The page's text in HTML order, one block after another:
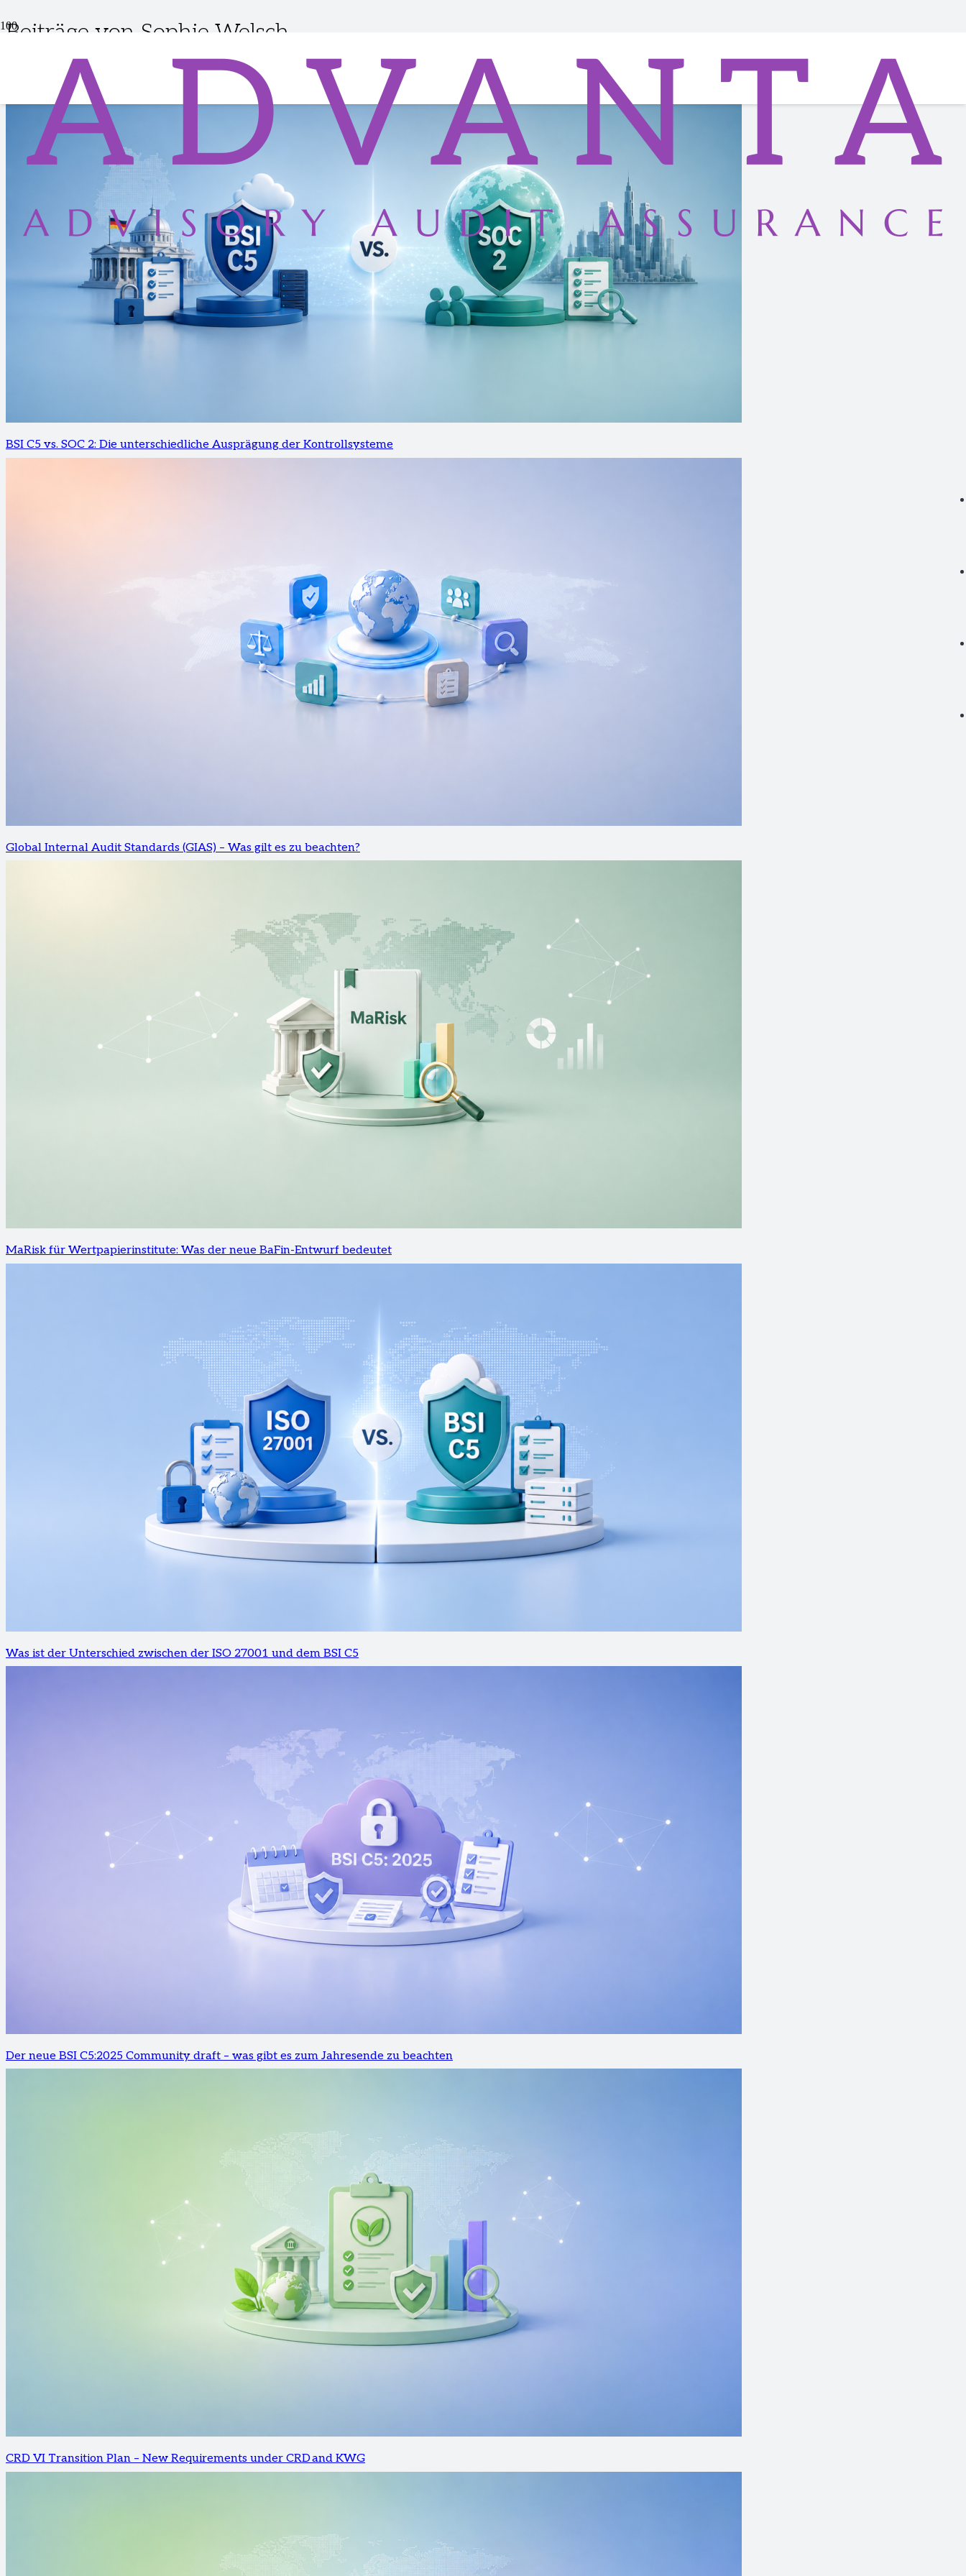
Beiträge von Sophie Welsch
BSI C5 vs. SOC 2: Die unterschiedliche Ausprägung der Kontrollsysteme
Global Internal Audit Standards (GIAS) – Was gilt es zu beachten?
MaRisk für Wertpapierinstitute: Was der neue BaFin-Entwurf bedeutet
Was ist der Unterschied zwischen der ISO 27001 und dem BSI C5
Der neue BSI C5:2025 Community draft – was gibt es zum Jahresende zu beachten
CRD VI Transition Plan – New Requirements under CRD and KWG